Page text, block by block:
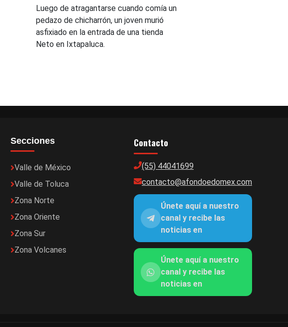
Luego de atragantarse cuando comía un
pedazo de chicharrón, un joven murió
asfixiado en la entrada de una tienda
Neto en Ixtapaluca.
Secciones
Valle de México
Valle de Toluca
Zona Norte
Zona Oriente
Zona Sur
Zona Volcanes
Contacto
(55) 44041699
contacto@afondoedomex.com
Únete aquí a nuestro
canal y recibe las
noticias en
Únete aquí a nuestro
canal y recibe las
noticias en